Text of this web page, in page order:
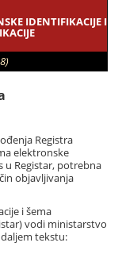
IDENTIFIKACIJE I
Registra
elektronske
u Registar, potrebna
objavljivanja
i šema
vodi ministarstvo
tekstu: